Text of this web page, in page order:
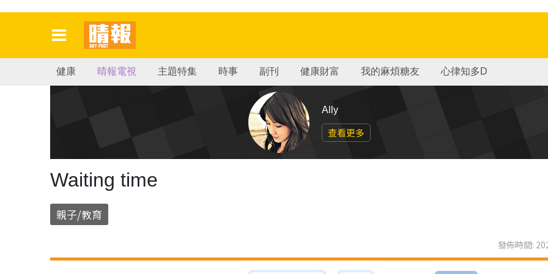
健康 晴報電視 主題特集 時事 副刊 健康財富 我的麻煩糖友 心律知多D
Ally
查看更多
Waiting time
親子/教育
發佈時間: